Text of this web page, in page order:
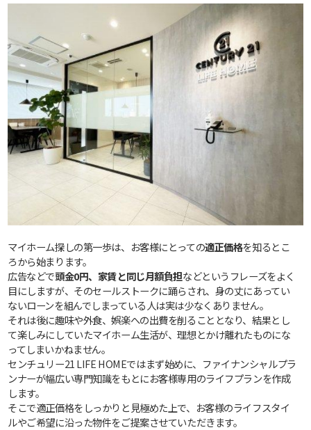
マイホーム探しの第一歩は、お客様にとっての適正価格を知るとこ
ろから始まります。
広告などで頭金0円、家賃と同じ月額負担などというフレーズをよく
目にしますが、そのセールストークに踊らされ、身の丈にあってい
ないローンを組んでしまっている人は実は少なくありません。
それは後に趣味や外食、娯楽への出費を削ることとなり、結果とし
て楽しみにしていたマイホーム生活が、理想とかけ離れたものにな
ってしまいかねません。
センチュリー21 LIFE HOMEではまず始めに、ファイナンシャルプラ
ンナーが幅広い専門知識をもとにお客様専用のライフプランを作成
します。
そこで適正価格をしっかりと見極めた上で、お客様のライフスタイ
ルやご希望に沿った物件をご提案させていただきます。